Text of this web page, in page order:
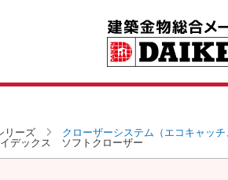
リーズ
クローザーシステム（エコキャッ
デックス ソフトクローザー